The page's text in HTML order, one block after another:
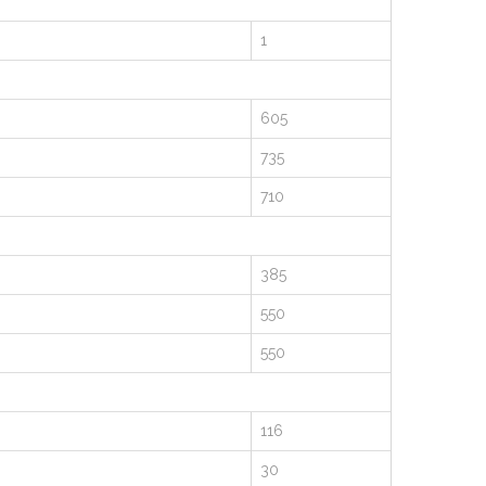
1
605
735
710
385
550
550
116
30